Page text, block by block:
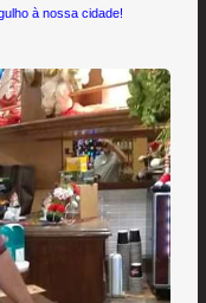
à nossa cidade!